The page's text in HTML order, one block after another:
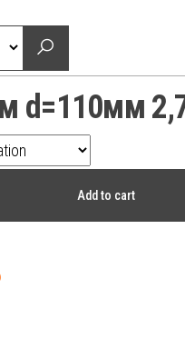
d=110мм
Add to cart